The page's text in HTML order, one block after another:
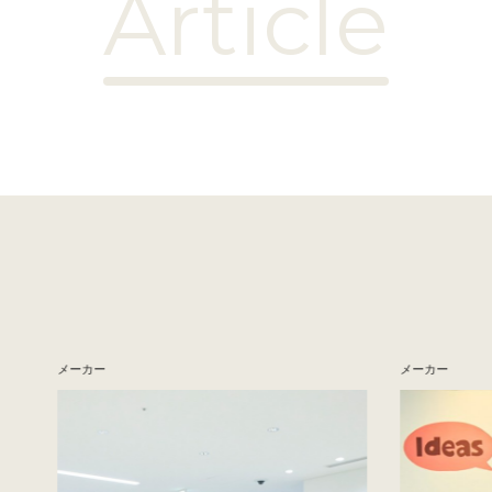
Article
メーカー メーカー